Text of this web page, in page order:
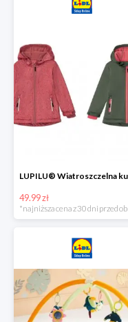
49.99 zł